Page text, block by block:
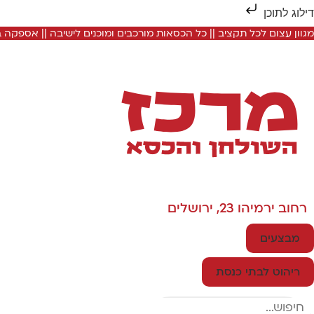
דילוג לתוכן
מגוון עצום לכל תקציב || כל הכסאות מורכבים ומוכנים לישיבה ||
רחוב ירמיהו 23, ירושלים
מבצעים
ריהוט לבתי כנסת
Search